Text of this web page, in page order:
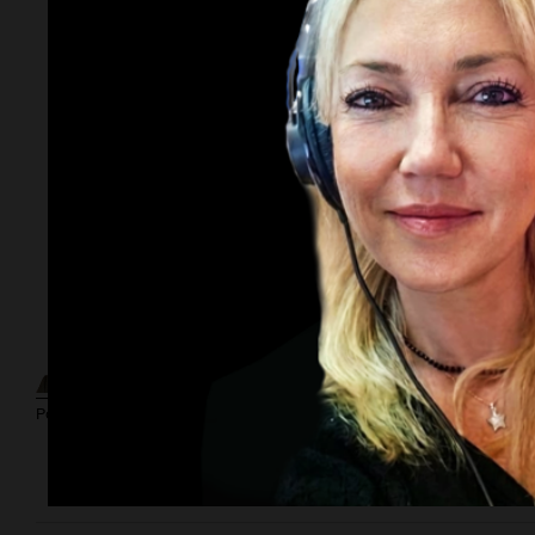
Por
millonaria.
¿Cuánto cuesta
vincular para
Vinculación?
$2.000 millones
Por
Por
Por
Federico